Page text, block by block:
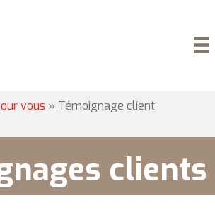
vous » Témoignage client
clients